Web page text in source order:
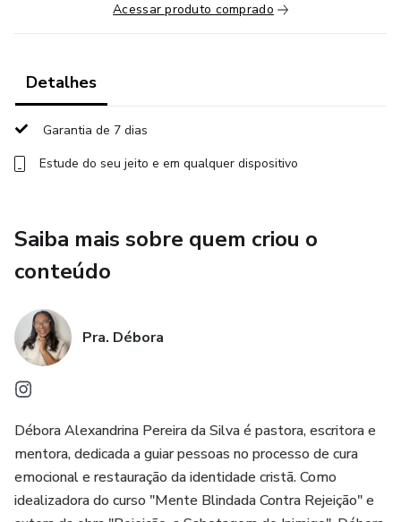
encontros serão disponibilizados semanalmente em sua
• Após o início das aulas, o cronograma mensal será
• Teremos um grupo no WhatsApp para compartilhar
todas as informações.
Entre em contato pelo WhatsApp: (11) 97682-0855. ‎
Sobre a Jornada:
Mente Blindada Contra a Rejeição é uma jornada
transformadora projetada para ajudar indivíduos a superar
os efeitos negativos da rejeição em suas vidas. Este
programa abrangente oferece ferramentas poderosas para
Acessar produto comprado
Detalhes
Garantia de 7 dias
Estude do seu jeito e em qualquer dispositivo
Saiba mais sobre quem criou o
conteúdo
Pra. Débora
Débora Alexandrina Pereira da Silva é pastora, escritora e
mentora, dedicada a guiar pessoas no processo de cura
emocional e restauração da identidade cristã. Como
idealizadora do curso "Mente Blindada Contra Rejeição" e